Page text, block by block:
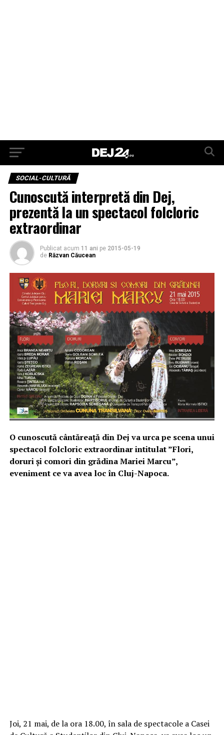
SOCIAL-CULTURĂ
Cunoscută interpretă din Dej,
prezentă la un spectacol folcloric
extraordinar
Publicat acum 11 ani pe 2015-05-19
de Răzvan Căucean
O cunoscută cântăreață din Dej va urca pe scena unui
spectacol folcloric extraordinar intitulat ”Flori,
doruri și comori din grădina Mariei Marcu”,
eveniment ce va avea loc în Cluj-Napoca.
Joi, 21 mai, de la ora 18.00, în sala de spectacole a Casei